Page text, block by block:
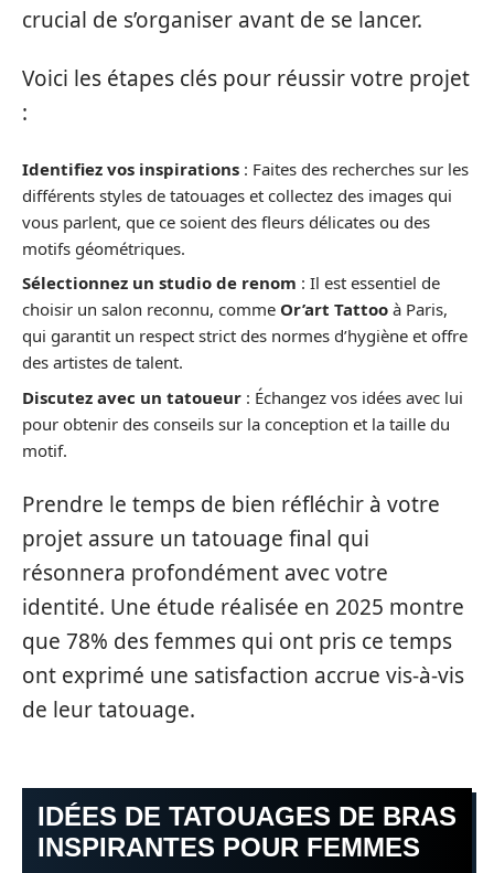
crucial de s’organiser avant de se lancer.
Voici les étapes clés pour réussir votre projet
:
Identifiez vos inspirations : Faites des recherches sur les
différents styles de tatouages et collectez des images qui
vous parlent, que ce soient des fleurs délicates ou des
motifs géométriques.
Sélectionnez un studio de renom : Il est essentiel de
choisir un salon reconnu, comme Or’art Tattoo à Paris,
qui garantit un respect strict des normes d’hygiène et offre
des artistes de talent.
Discutez avec un tatoueur : Échangez vos idées avec lui
pour obtenir des conseils sur la conception et la taille du
motif.
Prendre le temps de bien réfléchir à votre
projet assure un tatouage final qui
résonnera profondément avec votre
identité. Une étude réalisée en 2025 montre
que 78% des femmes qui ont pris ce temps
ont exprimé une satisfaction accrue vis-à-vis
de leur tatouage.
IDÉES DE TATOUAGES DE BRAS
INSPIRANTES POUR FEMMES